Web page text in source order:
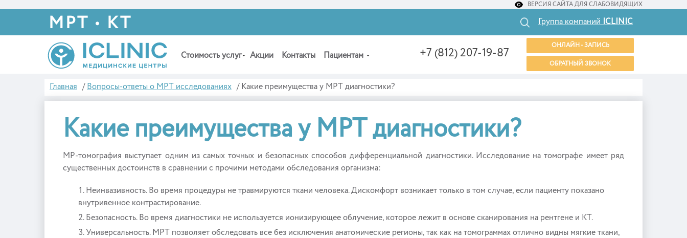
ВЕРСИЯ САЙТА ДЛЯ СЛАБОВИДЯЩИХ
МРТ • КТ Группа компаний ICLINIC
Стоимость услуг Акции Контакты Пациентам +7 (812) 207-19-87
ОНЛАЙН - ЗАПИСЬ
ОБРАТНЫЙ ЗВОНОК
Главная / Вопросы-ответы о МРТ исследованиях / Какие преимущества у МРТ диагностики?
Какие преимущества у МРТ диагностики?
МР-томография выступает одним из самых точных и безопасных способов дифференциальной диагностики. Исследование на томографе имеет ряд
существенных достоинств в сравнении с прочими методами обследования организма:
Неинвазивность. Во время процедуры не травмируются ткани человека. Дискомфорт возникает только в том случае, если пациенту показано
внутривенное контрастирование.
Безопасность. Во время диагностики не используется ионизирующее облучение, которое лежит в основе сканирования на рентгене и КТ.
Универсальность. МРТ позволяет обследовать все без исключения анатомические регионы, так как на томограммах отлично видны мягкие ткани,